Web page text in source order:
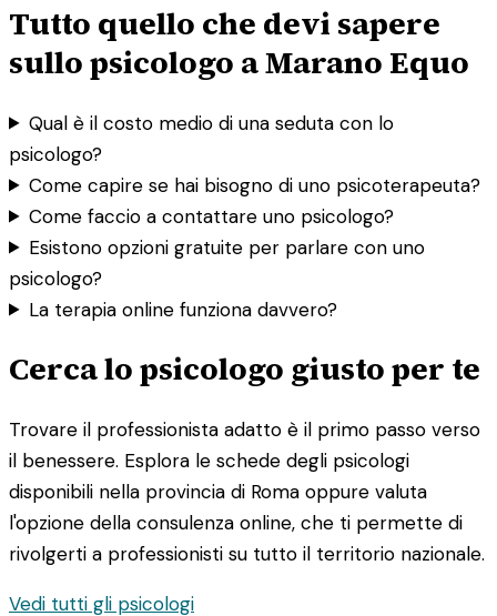
Tutto quello che devi sapere
sullo psicologo a Marano Equo
Qual è il costo medio di una seduta con lo
psicologo?
Come capire se hai bisogno di uno psicoterapeuta?
Come faccio a contattare uno psicologo?
Esistono opzioni gratuite per parlare con uno
psicologo?
La terapia online funziona davvero?
Cerca lo psicologo giusto per te
Trovare il professionista adatto è il primo passo verso
il benessere. Esplora le schede degli psicologi
disponibili nella provincia di Roma oppure valuta
l'opzione della consulenza online, che ti permette di
rivolgerti a professionisti su tutto il territorio nazionale.
Vedi tutti gli psicologi